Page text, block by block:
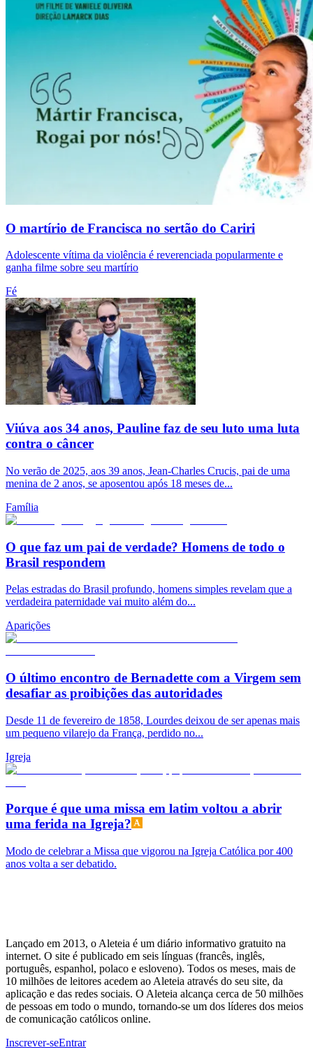
O martírio de Francisca no sertão do Cariri
Adolescente vítima da violência é reverenciada popularmente e
ganha filme sobre seu martírio
Fé
Viúva aos 34 anos, Pauline faz de seu luto uma luta
contra o câncer
No verão de 2025, aos 39 anos, Jean-Charles Crucis, pai de uma
menina de 2 anos, se aposentou após 18 meses de...
Família
O que faz um pai de verdade? Homens de todo o
Brasil respondem
Pelas estradas do Brasil profundo, homens simples revelam que a
verdadeira paternidade vai muito além do...
Aparições
O último encontro de Bernadette com a Virgem sem
desafiar as proibições das autoridades
Desde 11 de fevereiro de 1858, Lourdes deixou de ser apenas mais
um pequeno vilarejo da França, perdido no...
Igreja
Porque é que uma missa em latim voltou a abrir
uma ferida na Igreja?
Modo de celebrar a Missa que vigorou na Igreja Católica por 400
anos volta a ser debatido.
Lançado em 2013, o Aleteia é um diário informativo gratuito na
internet. O site é publicado em seis línguas (francês, inglês,
português, espanhol, polaco e esloveno). Todos os meses, mais de
10 milhões de leitores acedem ao Aleteia através do seu site, da
aplicação e das redes sociais. O Aleteia alcança cerca de 50 milhões
de pessoas em todo o mundo, tornando-se um dos líderes dos meios
de comunicação católicos online.
Inscrever-seEntrar